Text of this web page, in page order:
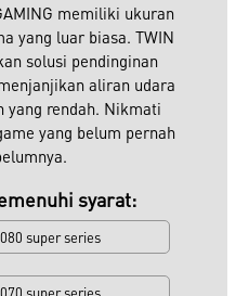
memiliki ukuran
yang luar biasa. TWIN
solusi pendinginan
aliran udara
yang rendah. Nikmati
yang belum pernah
syarat:
super series
super series